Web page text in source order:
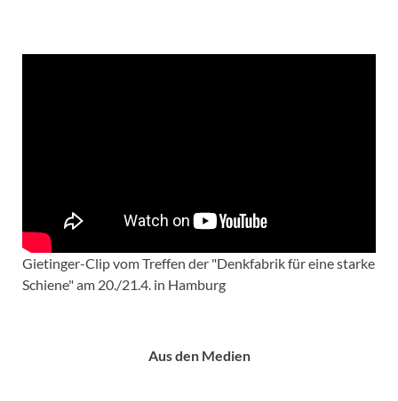
Gietinger-Clip vom Treffen der "Denkfabrik für eine starke
Schiene" am 20./21.4. in Hamburg
Aus den Medien